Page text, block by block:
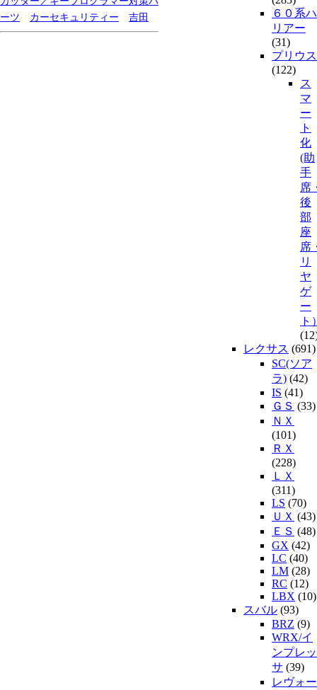
ーツ
カーセキュリティー 吉田
６０系ハ
リアー
(31)
プリウス
(122)
ス
マ
ー
ト
化
(助
手
席
後
部
座
席
リ
ヤ
ゲ
ー
ト
レクサス (691)
SC(ソア
ラ) (42)
IS (41)
ＧＳ (33)
ＮＸ
(101)
ＲＸ
(228)
ＬＸ
(311)
LS (70)
ＵＸ (43)
ＥＳ (48)
GX (42)
LC (40)
LM (28)
RC (12)
LBX (10)
スバル (93)
BRZ (9)
WRX/イ
ンプレッ
サ (39)
レヴォー